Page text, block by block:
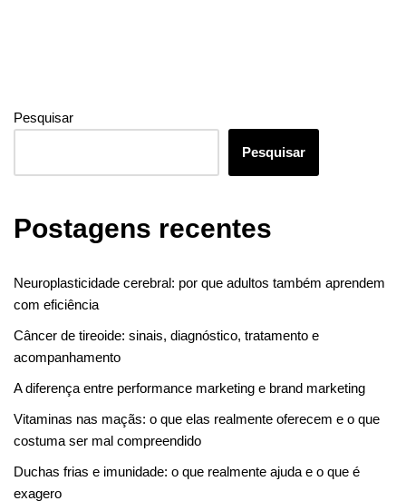
Pesquisar
Pesquisar
Postagens recentes
Neuroplasticidade cerebral: por que adultos também aprendem
com eficiência
Câncer de tireoide: sinais, diagnóstico, tratamento e
acompanhamento
A diferença entre performance marketing e brand marketing
Vitaminas nas maçãs: o que elas realmente oferecem e o que
costuma ser mal compreendido
Duchas frias e imunidade: o que realmente ajuda e o que é
exagero